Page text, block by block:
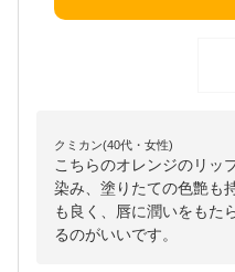
クミカン(40代・女性)
こちらのオレンジのリッ
染み、塗りたての色艶も
も良く、唇に潤いをもた
るのがいいです。